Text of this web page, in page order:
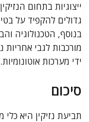
ייצוגיות בתחום
גדולים להקפיד על
בנוסף, הטכנולוגיה
מורכבות לגבי
ידי מערכות אוטונומיות.
סיכום
תביעת נזיקין היא